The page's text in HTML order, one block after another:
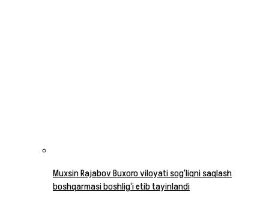
Muxsin Rajabov Buxoro viloyati sog‘liqni saqlash
boshqarmasi boshlig‘i etib tayinlandi